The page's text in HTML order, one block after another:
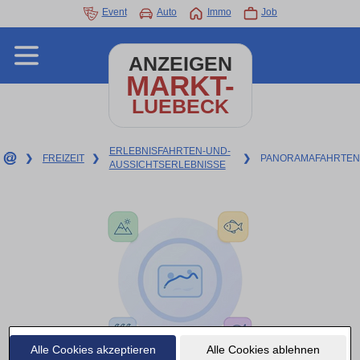
Alle Cookies akzeptieren Alle Cookies ablehnen
Event Auto Immo Job
ANZEIGEN
MARKT-
LUEBECK
❯ FREIZEIT ❯
ERLEBNISFAHRTEN-UND-
AUSSICHTSERLEBNISSE
❯ PANORAMAFAHRTEN